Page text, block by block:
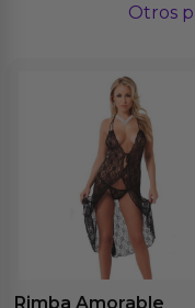
Otros
Rimba Amorable